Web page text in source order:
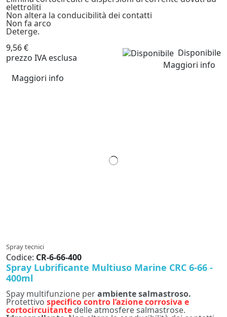
elettroliti
Non altera la conducibilità dei contatti
Non fa arco
Deterge.
9,56 €
prezzo IVA esclusa
Disponibile
Maggiori info
Maggiori info
Spray tecnici
Codice: CR-6-66-400
Spray Lubrificante Multiuso Marine CRC 6-66 -
400ml
Spay multifunzione perambiente salmastroso.
Protettivo specifico contro l’azione corrosiva e
cortocircuitante delle atmosfere salmastrose.